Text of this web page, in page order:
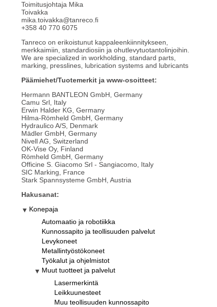
Toimitusjohtaja Mika
Toivakka
mika.toivakka@tanreco.fi
+358 40 770 6075
Tanreco on erikoistunut kappaleenkiinnitykseen,
merkkaimiin, standardiosiin ja ohutlevytuotantolinjoihin.
We are specialized in workholding, standard parts,
marking, presslines, lubrication systems and lubricants
Päämiehet/Tuotemerkit ja www-osoitteet:
Hermann BANTLEON GmbH, Germany
Camu Srl, Italy
Erwin Halder KG, Germany
Hilma-Römheld GmbH, Germany
Hydraulico A/S, Denmark
Mädler GmbH, Germany
Nivell AG, Switzerland
OK-Vise Oy, Finland
Römheld GmbH, Germany
Officine S. Giacomo Srl - Sangiacomo, Italy
SIC Marking, France
Stark Spannsysteme GmbH, Austria
Hakusanat:
Konepaja
Automaatio ja robotiikka
Kunnossapito ja teollisuuden palvelut
Levykoneet
Metallintyöstökoneet
Työkalut ja ohjelmistot
Muut tuotteet ja palvelut
Lasermerkintä
Leikkuunesteet
Muu teollisuuden kunnossapito